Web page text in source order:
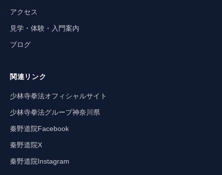
アクセス
見学・体験・入門案内
ブログ
関連リンク
少林寺拳法オフィシャルサイト
少林寺拳法グループ神奈川県
秦野道院Facebook
秦野道院X
秦野道院Instagram